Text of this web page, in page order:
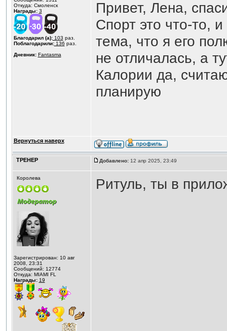
Откуда: Смоленск
Награды: 3
Благодарил (а):103 раз.
Поблагодарили:136 раз.
Дневник: Fantasma
Привет, Лена,
Спорт это что-то,
тема, что я его
не отличалась, а
Калории да,
планирую
Вернуться наверх
ТРЕНЕР Добавлено:12 апр 2025, 23:49
Королева
Зарегистрирован: 10 авг
2008, 23:31
Сообщений: 12774
Откуда: MIAMI FL
Награды: 19
Ритуль, ты в